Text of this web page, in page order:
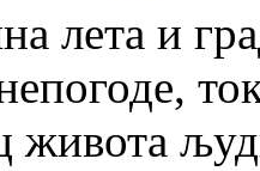
лета и
живота